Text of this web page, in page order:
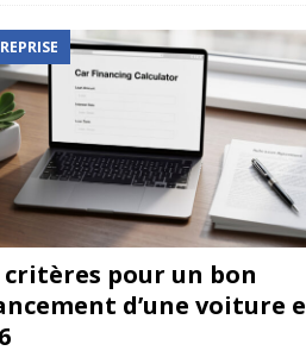
critères pour un bon
d’une voiture